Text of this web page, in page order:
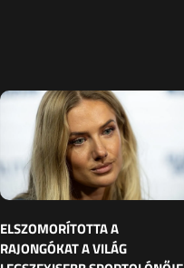
ELSZOMORÍTOTTA A
RAJONGÓKAT A VILÁG